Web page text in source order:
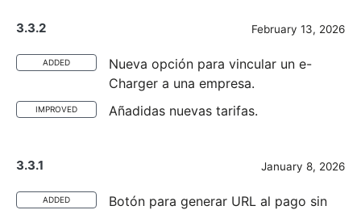
3.3.2 February 13, 2026
ADDED
Nueva opción para vincular un e-
Charger a una empresa.
IMPROVED Añadidas nuevas tarifas.
3.3.1 January 8, 2026
ADDED
Botón para generar URL al pago sin